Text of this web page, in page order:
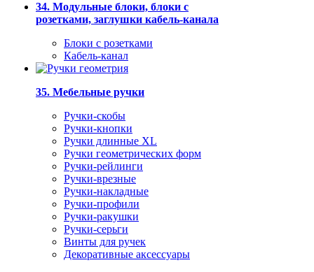
34. Модульные блоки, блоки с
розетками, заглушки кабель-канала
Блоки с розетками
Кабель-канал
35. Мебельные ручки
Ручки-скобы
Ручки-кнопки
Ручки длинные XL
Ручки геометрических форм
Ручки-рейлинги
Ручки-врезные
Ручки-накладные
Ручки-профили
Ручки-ракушки
Ручки-серьги
Винты для ручек
Декоративные аксессуары